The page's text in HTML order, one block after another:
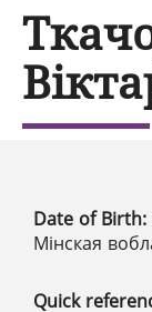
Date of Birth:
Мінская
Quick